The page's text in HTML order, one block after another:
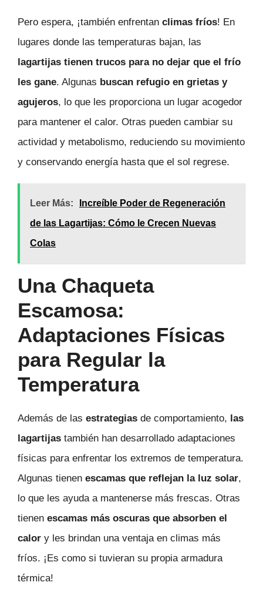
Pero espera, ¡también enfrentan climas fríos! En
lugares donde las temperaturas bajan, las
lagartijas tienen trucos para no dejar que el frío
les gane. Algunas buscan refugio en grietas y
agujeros, lo que les proporciona un lugar acogedor
para mantener el calor. Otras pueden cambiar su
actividad y metabolismo, reduciendo su movimiento
y conservando energía hasta que el sol regrese.
Leer Más:
Increíble Poder de Regeneración
de las Lagartijas: Cómo le Crecen Nuevas
Colas
Una Chaqueta
Escamosa:
Adaptaciones Físicas
para Regular la
Temperatura
Además de las estrategias de comportamiento, las
lagartijas también han desarrollado adaptaciones
físicas para enfrentar los extremos de temperatura.
Algunas tienen escamas que reflejan la luz solar,
lo que les ayuda a mantenerse más frescas. Otras
tienen escamas más oscuras que absorben el
calor y les brindan una ventaja en climas más
fríos. ¡Es como si tuvieran su propia armadura
térmica!